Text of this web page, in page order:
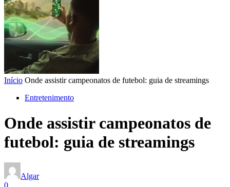
Início Onde assistir campeonatos de futebol: guia de streamings
Entretenimento
Onde assistir campeonatos de
futebol: guia de streamings
Algar